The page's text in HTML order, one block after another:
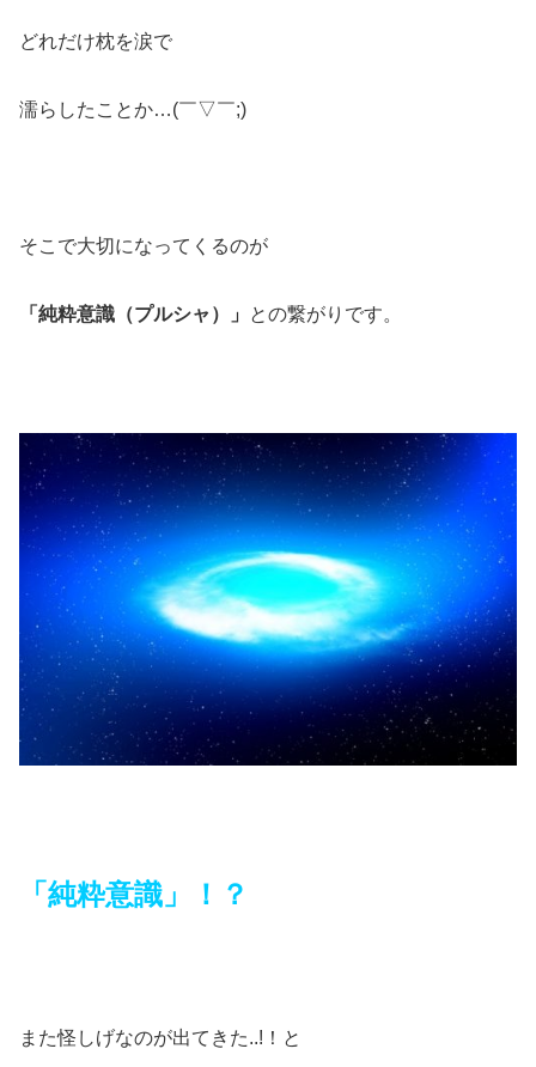
どれだけ枕を涙で
濡らしたことか…(￣▽￣;)
そこで大切になってくるのが
「純粋意識（プルシャ）」 との繋がりです。
「純粋意識」！？
また怪しげなのが出てきた..!！と